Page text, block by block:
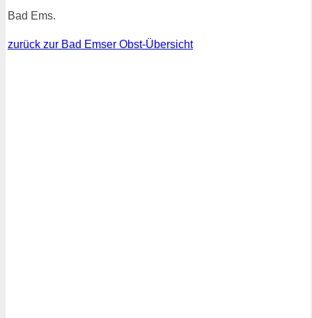
Bad Ems.
zurück zur Bad Emser Obst-Übersicht